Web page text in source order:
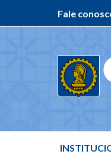
Fale